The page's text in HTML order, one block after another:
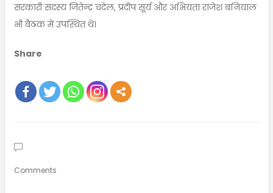
सरकारी सदस्य जितेन्द्र चंदेल, प्रदीप सूर्य और अभियंता राजेश बनियाल
भी बैठक में उपस्थित थे।
Share
Comments